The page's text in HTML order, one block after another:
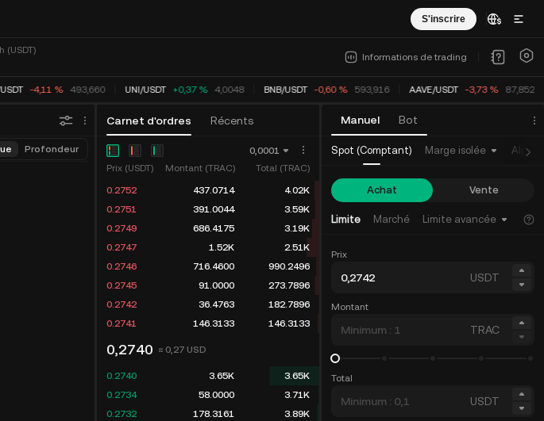
S'inscrire
(USDT)
Informations de trading
-4,11 % 493,660 UNI/USDT +0,37 % 4,0048 BNB/USDT -0,60 % 593,916 AAVE/USDT -3,73 % 87,852
Carnet d'ordres Récents Manuel Bot
Profondeur
0,0001
Prix (USDT)
Montant (TRAC)
Total (TRAC)
0.2752
437.0714
4.02K
0.2751
391.0044
3.59K
0.2749
686.4175
3.19K
0.2747
1.52K
2.51K
0.2746
716.4600
990.2496
0.2745
91.0000
273.7896
0.2742
36.4763
182.7896
0.2741
146.3133 146.3133
0,2740 ≈ 0,27 USD
0.2740 3.65K
3.65K
0.2734
58.0000
3.71K
0.2732
178.3161
3.89K
Spot (Comptant) Marge isolée Alpha
Achat Vente
Limite Marché Limite avancée
Prix
USDT
Montant
TRAC
Total
USDT